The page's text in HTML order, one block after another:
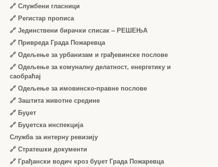
🔗 Службени гласници
🔗 Регистар прописа
🔗 Јединствени бирачки списак – РЕШЕЊА
🔗 Привреда Града Пожаревца
🔗 Одељење за урбанизам и грађевинске послове
🔗 Одељење за комуналну делатност, енергетику и
саобраћај
🔗 Одељење за имовинско-правне послове
🔗 Заштита животне средине
🔗 Буџет
🔗 Буџетска инспекција
Служба за интерну ревизију
🔗 Стратешки документи
🔗 Грађански водич кроз буџет Града Пожаревца